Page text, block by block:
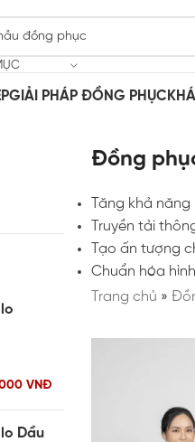
GIẢI PHÁP ĐỒNG PHỤC
VNĐ
Dầu
Đồng
Tăng khả
Truyền tải
Tạo ấn tượng
Chuẩn hóa
Trang chủ »